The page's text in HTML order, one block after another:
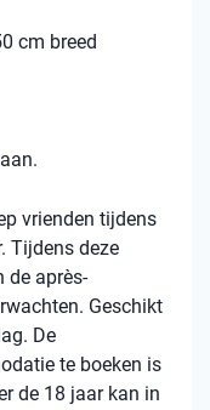
cm breed
vrienden tijdens
Tijdens deze
de après-
Geschikt
De
te boeken is
de 18 jaar kan in